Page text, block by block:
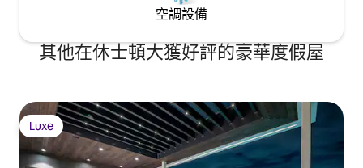
空調設備
其他在休士頓大獲好評的豪華度假屋
Luxe
Luxe